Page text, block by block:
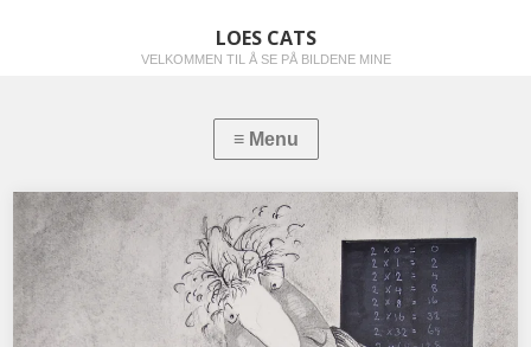
LOES CATS
VELKOMMEN TIL Å SE PÅ BILDENE MINE